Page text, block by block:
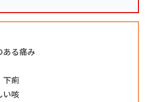
る痛み
下痢
い咳